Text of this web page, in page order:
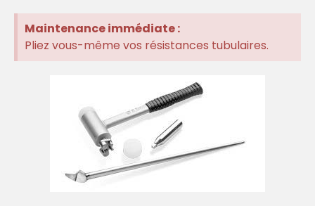
Maintenance immédiate :
Pliez vous-même vos résistances tubulaires.